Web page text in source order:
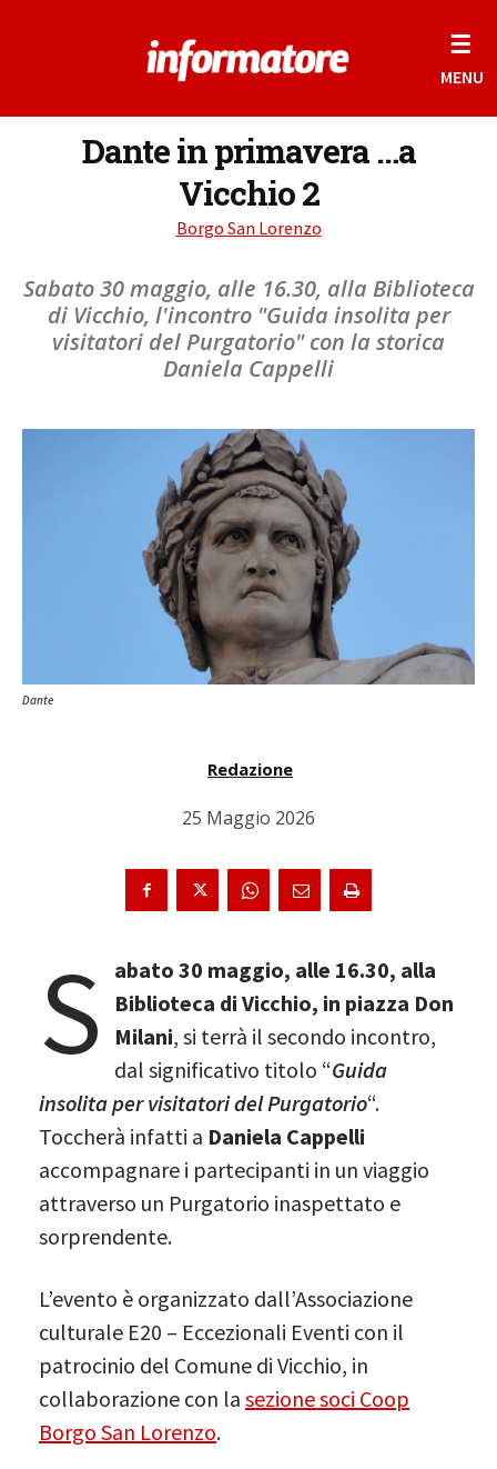
☰
MENU
Dante in primavera …a
Vicchio 2
Borgo San Lorenzo
Sabato 30 maggio, alle 16.30, alla Biblioteca
di Vicchio, l'incontro "Guida insolita per
visitatori del Purgatorio" con la storica
Daniela Cappelli
Dante
Redazione
25 Maggio 2026
S
abato 30 maggio, alle 16.30, alla
Biblioteca di Vicchio, in piazza Don
Milani, si terrà il secondo incontro,
dal significativo titolo “Guida
insolita per visitatori del Purgatorio“.
Toccherà infatti a Daniela Cappelli
accompagnare i partecipanti in un viaggio
attraverso un Purgatorio inaspettato e
sorprendente.
L’evento è organizzato dall’Associazione
culturale E20 – Eccezionali Eventi con il
patrocinio del Comune di Vicchio, in
collaborazione con la sezione soci Coop
Borgo San Lorenzo.